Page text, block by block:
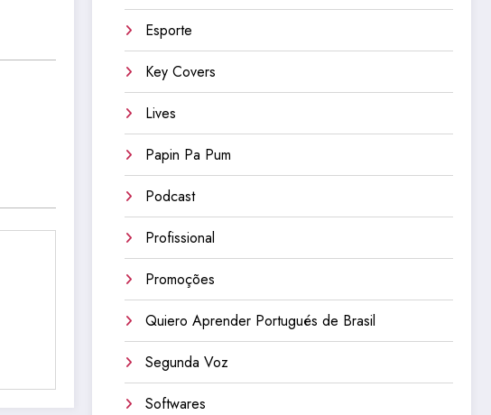
Esporte
Key Covers
Lives
Papin Pa Pum
Podcast
Profissional
Promoções
Quiero Aprender Portugués de Brasil
Segunda Voz
Softwares